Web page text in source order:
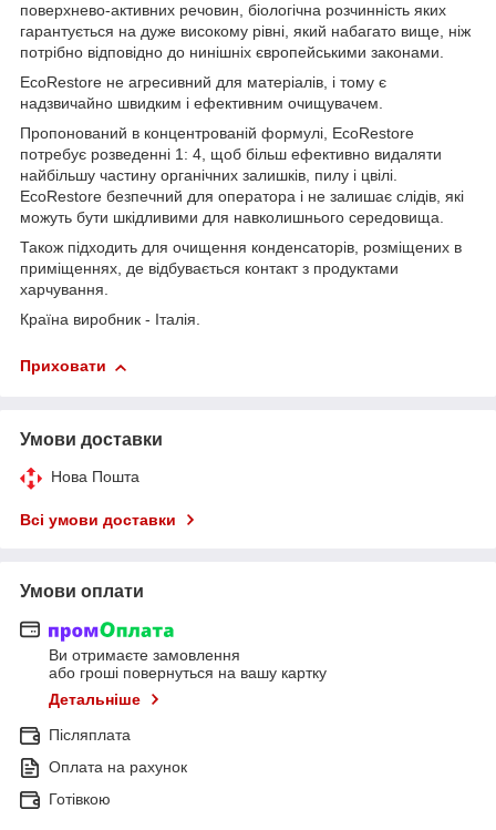
поверхнево-активних речовин, біологічна розчинність яких
гарантується на дуже високому рівні, який набагато вище, ніж
потрібно відповідно до нинішніх європейськими законами.
EcoRestore не агресивний для матеріалів, і тому є
надзвичайно швидким і ефективним очищувачем.
Пропонований в концентрованій формулі, EcoRestore
потребує розведенні 1: 4, щоб більш ефективно видаляти
найбільшу частину органічних залишків, пилу і цвілі.
EcoRestore безпечний для оператора і не залишає слідів, які
можуть бути шкідливими для навколишнього середовища.
Також підходить для очищення конденсаторів, розміщених в
приміщеннях, де відбувається контакт з продуктами
харчування.
Країна виробник - Італія.
Приховати
Умови доставки
Нова Пошта
Всі умови доставки
Умови оплати
Ви отримаєте замовлення
або гроші повернуться на вашу картку
Детальніше
Післяплата
Оплата на рахунок
Готівкою